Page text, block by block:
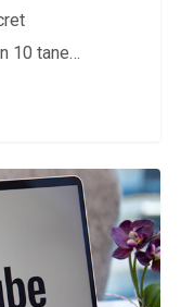
10 tane